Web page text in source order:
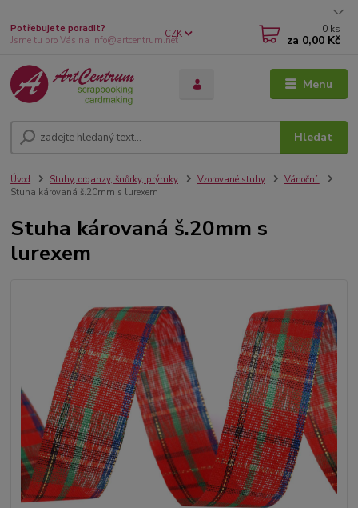
Menu
CZK
Hledat
Potřebujete poradit?
Jsme tu pro Vás na info@artcentrum.net
0 ks
za 0,00 Kč
Úvod Stuhy, organzy, šnůrky, prýmky Vzorované stuhy
Vánoční
Stuha károvaná š.20mm s lurexem
Stuha károvaná š.20mm s
lurexem